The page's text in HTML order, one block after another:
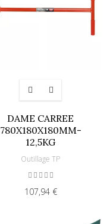
DAME CARREE
780X180X180MM-
12,5KG
Outillage TP
107,94 €